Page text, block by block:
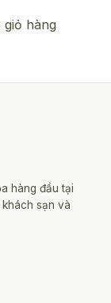
giỏ hàng
hàng đầu tại
sạn và